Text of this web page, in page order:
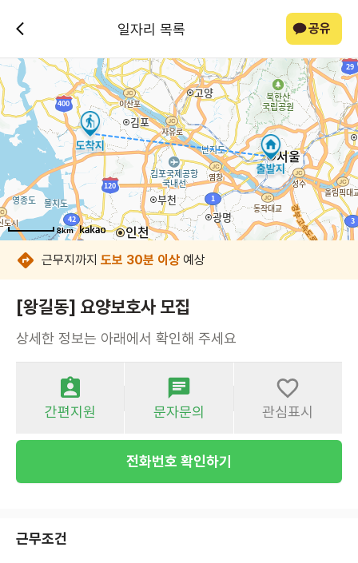
일자리 목록 공유
8km
8km
8km
8km
8km
8km
8km
8km
근무지까지 도보 30분 이상 예상
[왕길동] 요양보호사 모집
상세한 정보는 아래에서 확인해 주세요
간편지원 문자문의 관심표시
전화번호 확인하기
근무조건